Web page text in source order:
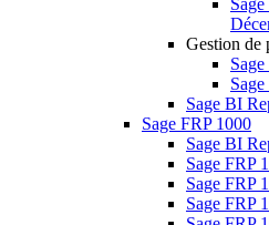
Gestion de
Sage BI
Sage FRP 1000
Sage BI
Sage FRP
Sage FRP
Sage FRP